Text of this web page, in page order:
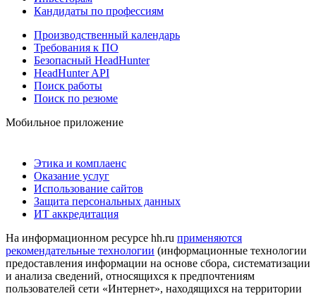
Кандидаты по профессиям
Производственный календарь
Требования к ПО
Безопасный HeadHunter
HeadHunter API
Поиск работы
Поиск по резюме
Мобильное приложение
Этика и комплаенс
Оказание услуг
Использование сайтов
Защита персональных данных
ИТ аккредитация
На информационном ресурсе hh.ru применяются
рекомендательные технологии (информационные технологии
предоставления информации на основе сбора, систематизации
и анализа сведений, относящихся к предпочтениям
пользователей сети «Интернет», находящихся на территории